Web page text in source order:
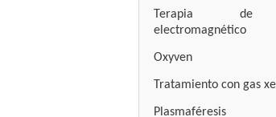
Terapia de
electromagnético
Oxyven
Tratamiento con gas
Plasmaféresis